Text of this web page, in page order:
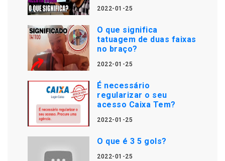
2022-01-25
O que significa
tatuagem de duas faixas
no braço?
2022-01-25
É necessário
regularizar o seu
acesso Caixa Tem?
2022-01-25
O que é 3 5 gols?
2022-01-25